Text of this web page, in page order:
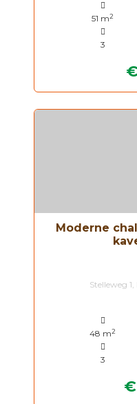
51 m2
3
Moderne
Stelleweg
48 m2
3